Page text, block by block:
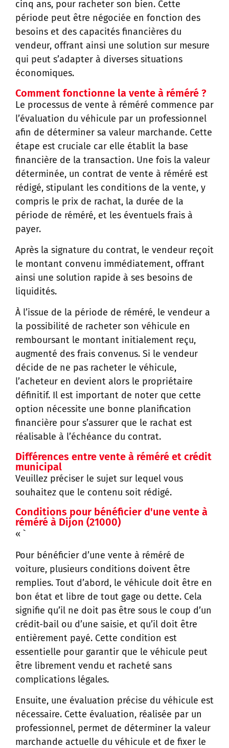
cinq ans, pour racheter son bien. Cette
période peut être négociée en fonction des
besoins et des capacités financières du
vendeur, offrant ainsi une solution sur mesure
qui peut s’adapter à diverses situations
économiques.
Comment fonctionne la vente à réméré ?
Le processus de vente à réméré commence par
l’évaluation du véhicule par un professionnel
afin de déterminer sa valeur marchande. Cette
étape est cruciale car elle établit la base
financière de la transaction. Une fois la valeur
déterminée, un contrat de vente à réméré est
rédigé, stipulant les conditions de la vente, y
compris le prix de rachat, la durée de la
période de réméré, et les éventuels frais à
payer.
Après la signature du contrat, le vendeur reçoit
le montant convenu immédiatement, offrant
ainsi une solution rapide à ses besoins de
liquidités.
À l’issue de la période de réméré, le vendeur a
la possibilité de racheter son véhicule en
remboursant le montant initialement reçu,
augmenté des frais convenus. Si le vendeur
décide de ne pas racheter le véhicule,
l’acheteur en devient alors le propriétaire
définitif. Il est important de noter que cette
option nécessite une bonne planification
financière pour s’assurer que le rachat est
réalisable à l’échéance du contrat.
Différences entre vente à réméré et crédit
municipal
Veuillez préciser le sujet sur lequel vous
souhaitez que le contenu soit rédigé.
Conditions pour bénéficier d'une vente à
réméré à Dijon (21000)
« `
Pour bénéficier d’une vente à réméré de
voiture, plusieurs conditions doivent être
remplies. Tout d’abord, le véhicule doit être en
bon état et libre de tout gage ou dette. Cela
signifie qu’il ne doit pas être sous le coup d’un
crédit-bail ou d’une saisie, et qu’il doit être
entièrement payé. Cette condition est
essentielle pour garantir que le véhicule peut
être librement vendu et racheté sans
complications légales.
Ensuite, une évaluation précise du véhicule est
nécessaire. Cette évaluation, réalisée par un
professionnel, permet de déterminer la valeur
marchande actuelle du véhicule et de fixer le